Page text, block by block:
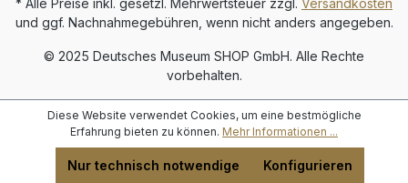
* Alle Preise inkl. gesetzl. Mehrwertsteuer zzgl. Versandkosten
und ggf. Nachnahmegebühren, wenn nicht anders angegeben.
© 2025 Deutsches Museum SHOP GmbH. Alle Rechte
vorbehalten.
Diese Website verwendet Cookies, um eine bestmögliche
Erfahrung bieten zu können. Mehr Informationen ...
Nur technisch notwendige Konfigurieren